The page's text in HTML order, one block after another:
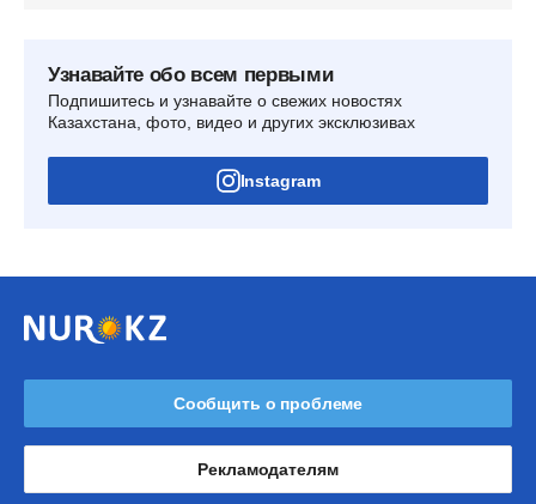
Узнавайте обо всем первыми
Подпишитесь и узнавайте о свежих новостях
Казахстана, фото, видео и других эксклюзивах
Instagram
Сообщить о проблеме
Рекламодателям